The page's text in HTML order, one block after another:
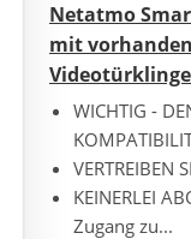
Netatmo
mit
WICHTIG -
VERTREIBEN
KEINERLEI
Zugang zu...